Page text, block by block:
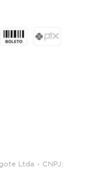
Ltda - CNPJ: